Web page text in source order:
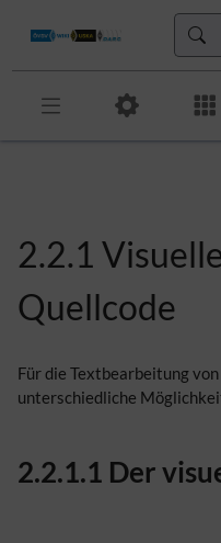
2.2.1
Quellcode
Für die Textbearbeitung
unterschiedliche
2.2.1.1 Der